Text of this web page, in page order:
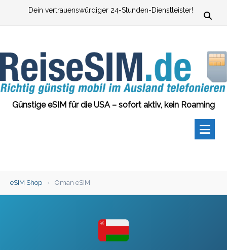
Dein vertrauenswürdiger 24-Stunden-Dienstleister!
Günstige eSIM für die USA – sofort aktiv, kein Roaming
eSIM Shop › Oman eSIM